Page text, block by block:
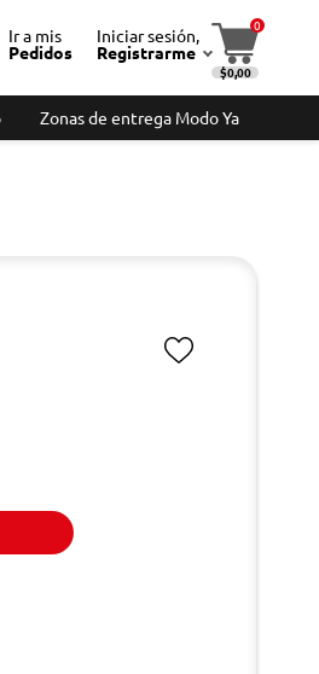
Ir a mis
Pedidos
Iniciar sesión,
Registrarme
0
$0,00
Zonas de entrega Modo Ya